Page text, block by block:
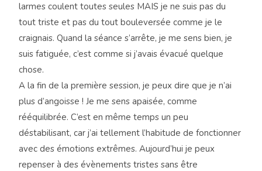
larmes coulent toutes seules MAIS je ne suis pas du
tout triste et pas du tout bouleversée comme je le
craignais. Quand la séance s’arrête, je me sens bien, je
suis fatiguée, c’est comme si j’avais évacué quelque
chose.
A la fin de la première session, je peux dire que je n’ai
plus d’angoisse ! Je me sens apaisée, comme
rééquilibrée. C’est en même temps un peu
déstabilisant, car j’ai tellement l’habitude de fonctionner
avec des émotions extrêmes. Aujourd’hui je peux
repenser à des évènements tristes sans être